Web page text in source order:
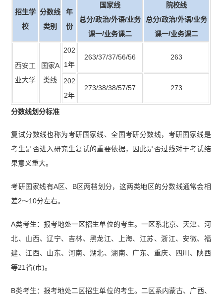
招生学
校
分数线
类别
年
份
国家线
总分/政治/外语/业务
课一/业务课二
院校线
总分/政治/外语/业务
课一/业务课二
西安工
业大学
国家A
类线
202
1年
263/37/37/56/56 263
202
2年
273/38/38/57/57 273
分数线划分标准
复试分数线也称为考研国家线、全国考研分数线，考研国家线是
考生是否进入研究生复试的重要依据，因此是否过线对于考试结
果意义重大。
考研国家线有A区、B区两档划分，这两类地区的分数线通常会相
差2～10分左右。
A类考生：报考地处一区招生单位的考生。一区系北京、天津、河
北、山西、辽宁、吉林、黑龙江、上海、江苏、浙江、安徽、福
建、江西、山东、河南、湖北、湖南、广东、重庆、四川、陕西
等21省(市)。
B类考生：报考地处二区招生单位的考生。二区系内蒙古、广西、